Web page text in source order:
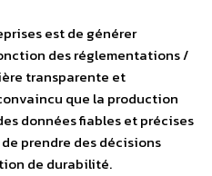
est de générer
des réglementations /
transparente et
que la production
données fiables et précises
prendre des décisions
de durabilité.